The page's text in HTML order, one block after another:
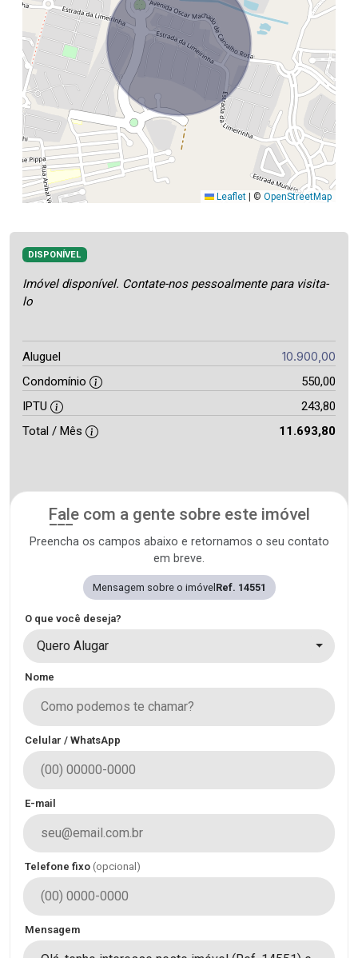
Leaflet | © OpenStreetMap
DISPONÍVEL
Imóvel disponível. Contate-nos pessoalmente para visita-
lo
Aluguel 10.900,00
Condomínio
550,00
IPTU
243,80
Total / Mês
11.693,80
Fale com a gente sobre este imóvel
Preencha os campos abaixo e retornamos o seu contato
em breve.
Mensagem sobre o imóvelRef. 14551
O que você deseja?
Quero Alugar
Nome
Celular / WhatsApp
E-mail
Telefone fixo (opcional)
Mensagem